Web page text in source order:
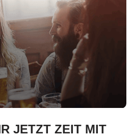
JETZT ZEIT MIT